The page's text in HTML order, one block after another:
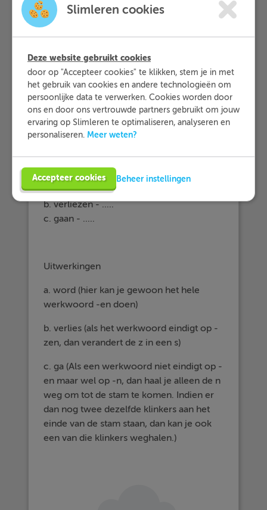
Als er een hoofdpersoon "je/jij"
gebruik je de ik-vorm van het
Voorbeeldvraag
werkwoorden?
a. worden - .....
b. verliezen - .....
c. gaan - .....
Uitwerkingen
a. word (hier kan je gewoon het hele
werkwoord -en doen)
b. verlies (als het werkwoord eindigt op -
zen, dan verandert de z in een s)
c. ga (Als een werkwoord niet eindigt op -
en maar wel op -n, dan haal je alleen de n
weg om tot de stam te komen. Indien er
dan nog twee dezelfde klinkers aan het
einde van de stam staan, dan kan je ook
een van die klinkers weghalen.)
Slimleren cookies
Deze website gebruikt cookies
door op "Accepteer cookies" te klikken, stem je in met
het gebruik van cookies en andere technologieën om
persoonlijke data te verwerken. Cookies worden door
ons en door ons vertrouwde partners gebruikt om jouw
ervaring op Slimleren te optimaliseren, analyseren en
personaliseren. Meer weten?
Accepteer cookies Beheer instellingen